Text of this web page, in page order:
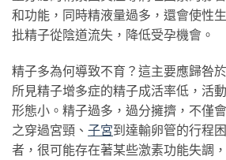
和功能，同時精液量過多，還會使性
批精子從陰道流失，降低受孕機會。
精子多為何導致不育？這主要應歸咎
所見精子增多症的精子成活率低，活
形態小。精子過多，過分擁擠，不僅
之穿過宮頸、 子宮到達輸卵管的行程
者，很可能存在著某些激素功能失調